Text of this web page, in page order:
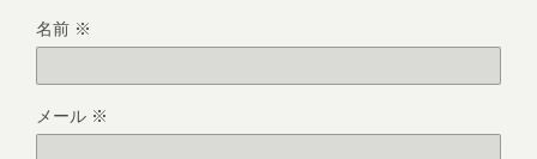
名前 ※
メール ※